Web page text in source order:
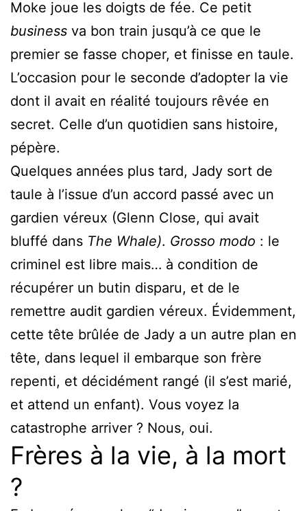
Moke joue les doigts de fée. Ce petit
business va bon train jusqu’à ce que le
premier se fasse choper, et finisse en taule.
L’occasion pour le seconde d’adopter la vie
dont il avait en réalité toujours rêvée en
secret. Celle d’un quotidien sans histoire,
pépère.
Quelques années plus tard, Jady sort de
taule à l’issue d’un accord passé avec un
gardien véreux (Glenn Close, qui avait
bluffé dans The Whale). Grosso modo : le
criminel est libre mais… à condition de
récupérer un butin disparu, et de le
remettre audit gardien véreux. Évidemment,
cette tête brûlée de Jady a un autre plan en
tête, dans lequel il embarque son frère
repenti, et décidément rangé (il s’est marié,
et attend un enfant). Vous voyez la
catastrophe arriver ? Nous, oui.
Frères à la vie, à la mort
?